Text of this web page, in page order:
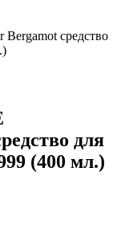
средство
для
(400 мл.)